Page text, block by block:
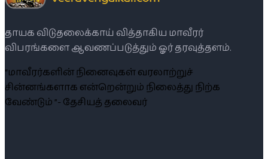
தாயக விடுதலைக்காய் வித்தாகிய மாவீரர்
விபரங்களை ஆவணப்படுத்தும் ஓர் தரவுத்தளம்.
“மாவீரர்களின் நினைவுகள் வரலாற்றுச்
சின்னங்களாக என்றென்றும் நிலைத்து நிற்க
வேண்டும் ”- தேசியத் தலைவர்